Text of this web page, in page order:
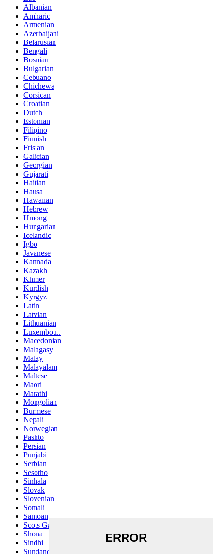
Albanian
Amharic
Armenian
Azerbaijani
Belarusian
Bengali
Bosnian
Bulgarian
Cebuano
Chichewa
Corsican
Croatian
Dutch
Estonian
Filipino
Finnish
Frisian
Galician
Georgian
Gujarati
Haitian
Hausa
Hawaiian
Hebrew
Hmong
Hungarian
Icelandic
Igbo
Javanese
Kannada
Kazakh
Khmer
Kurdish
Kyrgyz
Latin
Latvian
Lithuanian
Luxembou..
Macedonian
Malagasy
Malay
Malayalam
Maltese
Maori
Marathi
Mongolian
Burmese
Nepali
Norwegian
Pashto
Persian
Punjabi
Serbian
Sesotho
Sinhala
Slovak
Slovenian
Somali
Samoan
Scots Gaelic
Shona
Sindhi
Sundanese